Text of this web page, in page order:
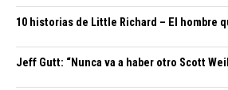
10 historias de Little Richard – El hombre
Jeff Gutt: “Nunca va a haber otro Scott